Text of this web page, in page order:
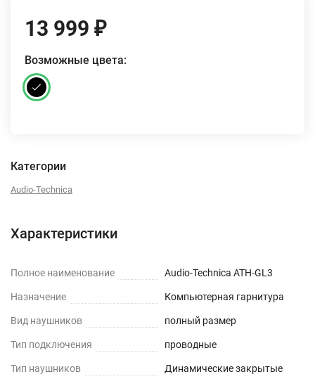
13 999 ₽
Возможные цвета:
Категории
Audio-Technica
Характеристики
Полное наименование Audio-Technica ATH-GL3
Назначение Компьютерная гарнитура
Вид наушников полный размер
Тип подключения проводные
Тип наушников Динамические закрытые